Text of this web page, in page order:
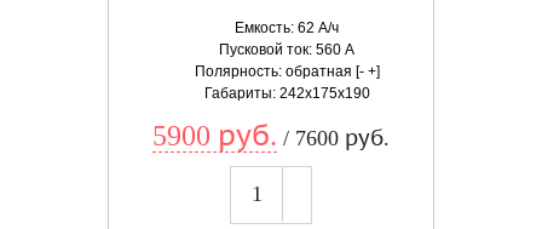
Емкость: 62 А/ч
Пусковой ток: 560 А
Полярность: обратная [- +]
Габариты: 242x175x190
5900 руб. / 7600 руб.